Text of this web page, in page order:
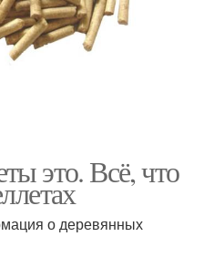
это. Всё, что
о деревянных